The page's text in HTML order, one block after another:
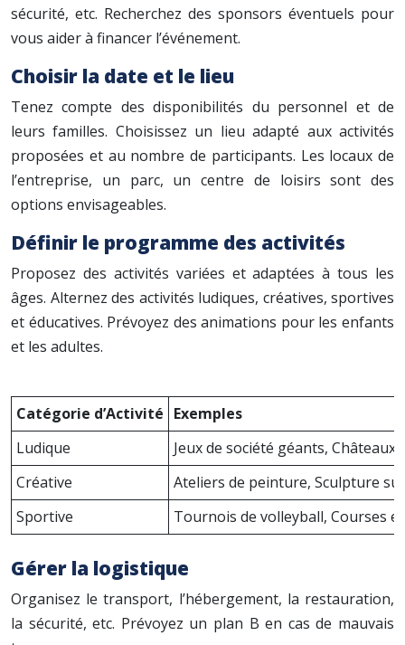
sécurité, etc. Recherchez des sponsors éventuels pour
vous aider à financer l’événement.
Choisir la date et le lieu
Tenez compte des disponibilités du personnel et de
leurs familles. Choisissez un lieu adapté aux activités
proposées et au nombre de participants. Les locaux de
l’entreprise, un parc, un centre de loisirs sont des
options envisageables.
Définir le programme des activités
Proposez des activités variées et adaptées à tous les
âges. Alternez des activités ludiques, créatives, sportives
et éducatives. Prévoyez des animations pour les enfants
et les adultes.
Catégorie d’Activité Exemples
Ludique
Jeux de société géants, Châteaux
Créative
Ateliers de peinture, Sculpture
Sportive
Tournois de volleyball, Courses
Gérer la logistique
Organisez le transport, l’hébergement, la restauration,
la sécurité, etc. Prévoyez un plan B en cas de mauvais